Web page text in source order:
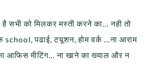
है सभी को मिलकर मस्ती करने का… नही तो
पढाई, टयूशन, होम वर्क …ना आराम
आफिस मीटिंग… ना खाने का ख्याल और न